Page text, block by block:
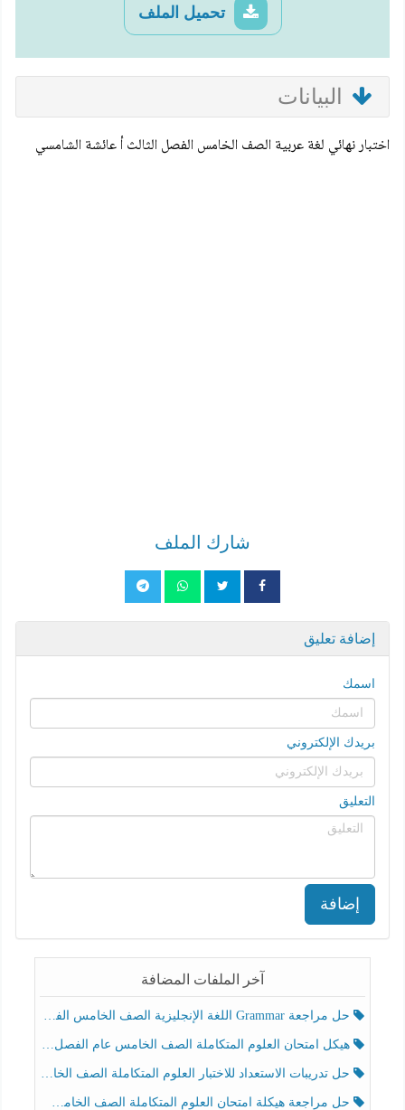
تحميل الملف
البيانات
اختبار نهائي لغة عربية الصف الخامس الفصل الثالث أ عائشة الشامسي
شارك الملف
إضافة تعليق
اسمك
بريدك الإلكتروني
التعليق
إضافة
آخر الملفات المضافة
حل مراجعة Grammar اللغة الإنجليزية الصف الخامس الفصل الثالث
هيكل امتحان العلوم المتكاملة الصف الخامس عام الفصل الدراسي الثالث 2025-2026
حل تدريبات الاستعداد للاختبار العلوم المتكاملة الصف الخامس عام الفصل الثالث
حل مراجعة هيكلة امتحان العلوم المتكاملة الصف الخامس انسبير الفصل الثالث